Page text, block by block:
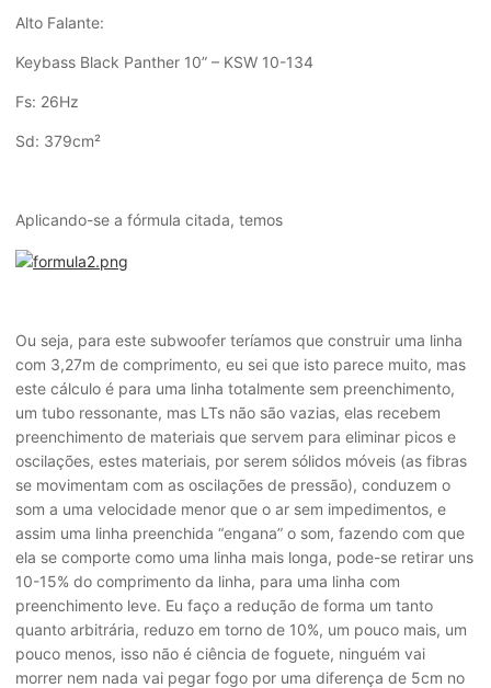
Alto Falante:
Keybass Black Panther 10” – KSW 10-134
Fs: 26Hz
Sd: 379cm²
Aplicando-se a fórmula citada, temos
Ou seja, para este subwoofer teríamos que construir uma linha
com 3,27m de comprimento, eu sei que isto parece muito, mas
este cálculo é para uma linha totalmente sem preenchimento,
um tubo ressonante, mas LTs não são vazias, elas recebem
preenchimento de materiais que servem para eliminar picos e
oscilações, estes materiais, por serem sólidos móveis (as fibras
se movimentam com as oscilações de pressão), conduzem o
som a uma velocidade menor que o ar sem impedimentos, e
assim uma linha preenchida “engana” o som, fazendo com que
ela se comporte como uma linha mais longa, pode-se retirar uns
10-15% do comprimento da linha, para uma linha com
preenchimento leve. Eu faço a redução de forma um tanto
quanto arbitrária, reduzo em torno de 10%, um pouco mais, um
pouco menos, isso não é ciência de foguete, ninguém vai
morrer nem nada vai pegar fogo por uma diferença de 5cm no